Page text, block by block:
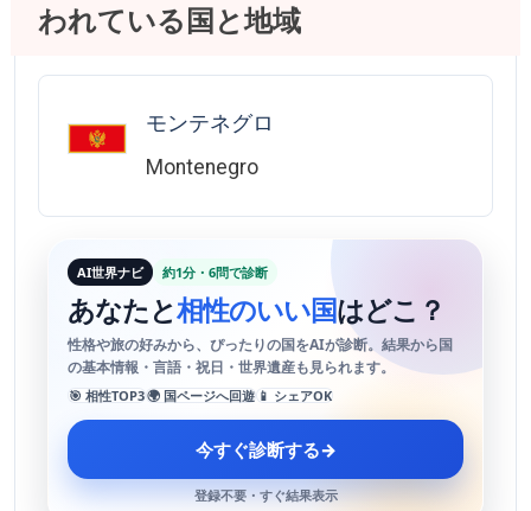
われている国と地域
モンテネグロ
Montenegro
AI世界ナビ 約1分・6問で診断
あなたと相性のいい国はどこ？
性格や旅の好みから、ぴったりの国をAIが診断。結果から国
の基本情報・言語・祝日・世界遺産も見られます。
🎯 相性TOP3🌍 国ページへ回遊 📱 シェアOK
今すぐ診断する→
登録不要・すぐ結果表示